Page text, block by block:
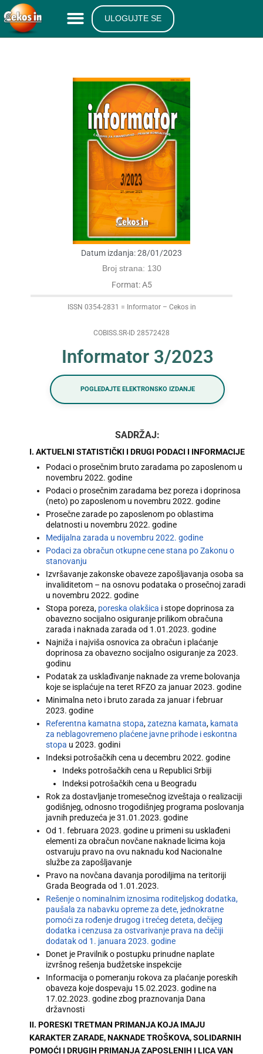
ULOGUJTE SE
Datum izdanja:28/01/2023
Broj strana: 130
Format: A5
ISSN 0354-2831 = Informator – Cekos in
COBISS.SR-ID 28572428
Informator 3/2023
POGLEDAJTE ELEKTRONSKO IZDANJE
SADRŽAJ:
I. AKTUELNI STATISTIČKI I DRUGI PODACI I INFORMACIJE
Podaci o prosečnim bruto zaradama po zaposlenom u
novembru 2022. godine
Podaci o prosečnim zaradama bez poreza i doprinosa
(neto) po zaposlenom u novembru 2022. godine
Prosečne zarade po zaposlenom po oblastima
delatnosti u novembru 2022. godine
Medijalna zarada u novembru 2022. godine
Podaci za obračun otkupne cene stana po Zakonu o
stanovanju
Izvršavanje zakonske obaveze zapošljavanja osoba sa
invaliditetom – na osnovu podataka o prosečnoj zaradi
u novembru 2022. godine
Stopa poreza, poreska olakšica i stope doprinosa za
obavezno socijalno osiguranje prilikom obračuna
zarada i naknada zarada od 1.01.2023. godine
Najniža i najviša osnovica za obračun i plaćanje
doprinosa za obavezno socijalno osiguranje za 2023.
godinu
Podatak za usklađivanje naknade za vreme bolovanja
koje se isplaćuje na teret RFZO za januar 2023. godine
Minimalna neto i bruto zarada za januar i februar
2023. godine
Referentna kamatna stopa,zatezna kamata, kamata
za neblagovremeno plaćene javne prihode i eskontna
stopa u 2023. godini
Indeksi potrošačkih cena u decembru 2022. godine
Indeks potrošačkih cena u Republici Srbiji
Indeksi potrošačkih cena u Beogradu
Rok za dostavljanje tromesečnog izveštaja o realizaciji
godišnjeg, odnosno trogodišnjeg programa poslovanja
javnih preduzeća je 31.01.2023. godine
Od 1. februara 2023. godine u primeni su usklađeni
elementi za obračun novčane naknade licima koja
ostvaruju pravo na ovu naknadu kod Nacionalne
službe za zapošljavanje
Pravo na novčana davanja porodiljima na teritoriji
Grada Beograda od 1.01.2023.
Rešenje o nominalnim iznosima roditeljskog dodatka,
paušala za nabavku opreme za dete, jednokratne
pomoći za rođenje drugog i trećeg deteta, dečijeg
dodatka i cenzusa za ostvarivanje prava na dečiji
dodatak od 1. januara 2023. godine
Donet je Pravilnik o postupku prinudne naplate
izvršnog rešenja budžetske inspekcije
Informacija o pomeranju rokova za plaćanje poreskih
obaveza koje dospevaju 15.02.2023. godine na
17.02.2023. godine zbog praznovanja Dana
državnosti
II. PORESKI TRETMAN PRIMANJA KOJA IMAJU
KARAKTER ZARADE, NAKNADE TROŠKOVA, SOLIDARNIH
POMOĆI I DRUGIH PRIMANJA ZAPOSLENIH I LICA VAN